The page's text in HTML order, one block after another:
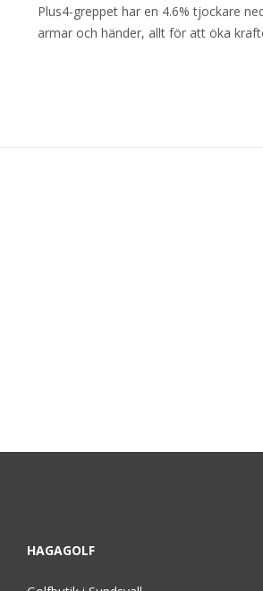
Plus4-greppet har en 4.6% tjockare
armar och händer, allt för att öka
HAGAGOLF